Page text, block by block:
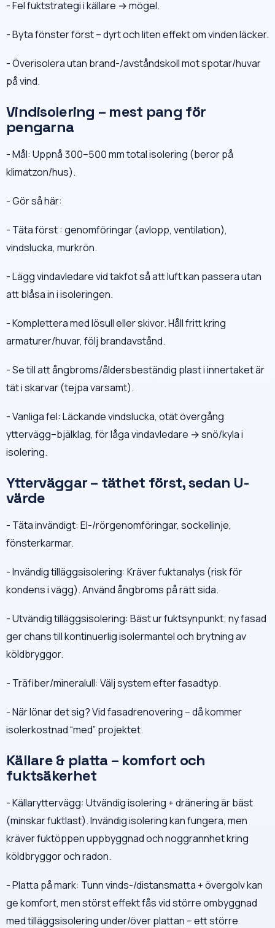
- Fel fuktstrategi i källare → mögel.
- Byta fönster först – dyrt och liten effekt om vinden läcker.
- Överisolera utan brand-/avståndskoll mot spotar/huvar
på vind.
Vindisolering – mest pang för
pengarna
- Mål: Uppnå 300–500 mm total isolering (beror på
klimatzon/hus).
- Gör så här:
- Täta först : genomföringar (avlopp, ventilation),
vindslucka, murkrön.
- Lägg vindavledare vid takfot så att luft kan passera utan
att blåsa in i isoleringen.
- Komplettera med lösull eller skivor. Håll fritt kring
armaturer/huvar, följ brandavstånd.
- Se till att ångbroms/åldersbeständig plast i innertaket är
tät i skarvar (tejpa varsamt).
- Vanliga fel: Läckande vindslucka, otät övergång
yttervägg–bjälklag, för låga vindavledare → snö/kyla i
isolering.
Ytterväggar – täthet först, sedan U-
värde
- Täta invändigt: El-/rörgenomföringar, sockellinje,
fönsterkarmar.
- Invändig tilläggsisolering: Kräver fuktanalys (risk för
kondens i vägg). Använd ångbroms på rätt sida.
- Utvändig tilläggsisolering: Bäst ur fuktsynpunkt; ny fasad
ger chans till kontinuerlig isolermantel och brytning av
köldbryggor.
- Träfiber/mineralull: Välj system efter fasadtyp.
- När lönar det sig? Vid fasadrenovering – då kommer
isolerkostnad “med” projektet.
Källare & platta – komfort och
fuktsäkerhet
- Källaryttervägg: Utvändig isolering + dränering är bäst
(minskar fuktlast). Invändig isolering kan fungera, men
kräver fuktöppen uppbyggnad och noggrannhet kring
köldbryggor och radon.
- Platta på mark: Tunn vinds-/distansmatta + övergolv kan
ge komfort, men störst effekt fås vid större ombyggnad
med tilläggsisolering under/över plattan – ett större